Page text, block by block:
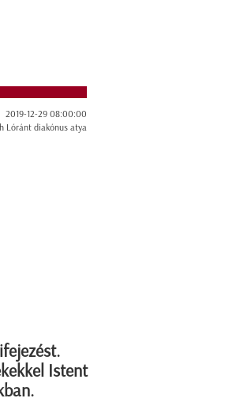
2019-12-29 08:00:00
Lóránt diakónus atya
Istent